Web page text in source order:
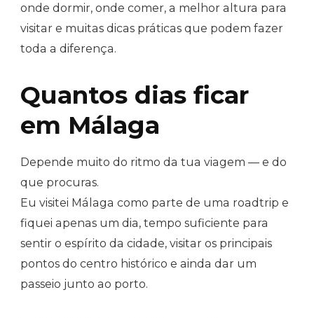
onde dormir, onde comer, a melhor altura para
visitar e muitas dicas práticas que podem fazer
toda a diferença.
Quantos dias ficar
em Málaga
Depende muito do ritmo da tua viagem — e do
que procuras.
Eu visitei Málaga como parte de uma roadtrip e
fiquei apenas um dia, tempo suficiente para
sentir o espírito da cidade, visitar os principais
pontos do centro histórico e ainda dar um
passeio junto ao porto.